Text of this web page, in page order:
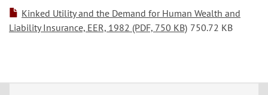
Kinked Utility and the Demand for Human Wealth and
Liability Insurance, EER, 1982 (PDF, 750 KB) 750.72 KB